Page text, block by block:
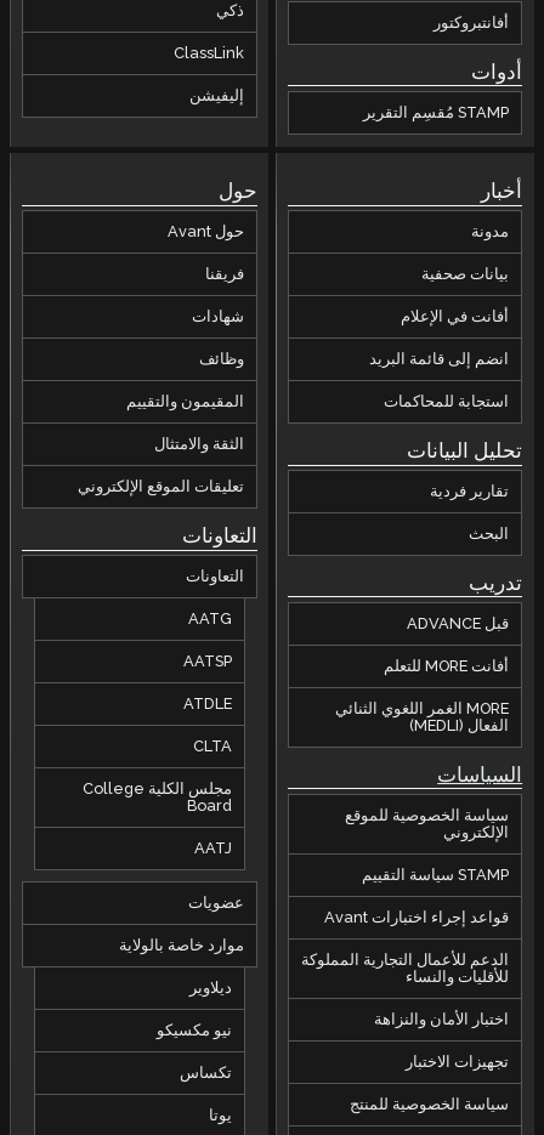
أفانتبروكتور
أدوات
STAMP مُقسِم التقرير
ذكي
ClassLink
إليفيشن
أخبار
مدونة
بيانات صحفية
أفانت في الإعلام
انضم إلى قائمة البريد
استجابة للمحاكمات
تحليل البيانات
تقارير فردية
البحث
تدريب
قبل ADVANCE
أفانت MORE للتعلم
MORE الغمر اللغوي الثنائي
الفعال (MEDLI)
السياسات
سياسة الخصوصية للموقع
الإلكتروني
STAMP سياسة التقييم
قواعد إجراء اختبارات Avant
الدعم للأعمال التجارية المملوكة
للأقليات والنساء
اختبار الأمان والنزاهة
تجهيزات الاختبار
سياسة الخصوصية للمنتج
حول
حول Avant
فريقنا
شهادات
وظائف
المقيمون والتقييم
الثقة والامتثال
تعليقات الموقع الإلكتروني
التعاونات
التعاونات
AATG
AATSP
ATDLE
CLTA
مجلس الكلية College
Board
AATJ
عضويات
موارد خاصة بالولاية
ديلاوير
نيو مكسيكو
تكساس
يوتا